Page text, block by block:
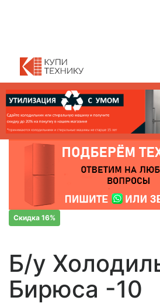
Скидка 16%
Б/у
Бирюса -10